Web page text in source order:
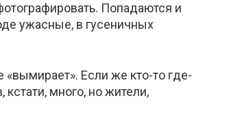
Попадаются и
ужасные, в гусеничных
Если же кто-то где-
много, но жители,